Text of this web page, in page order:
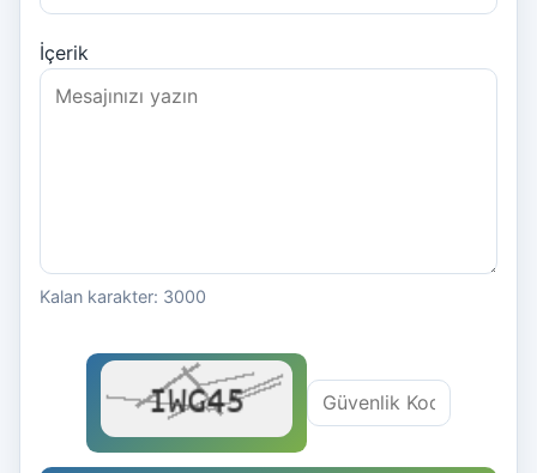
İçerik
Kalan karakter: 3000